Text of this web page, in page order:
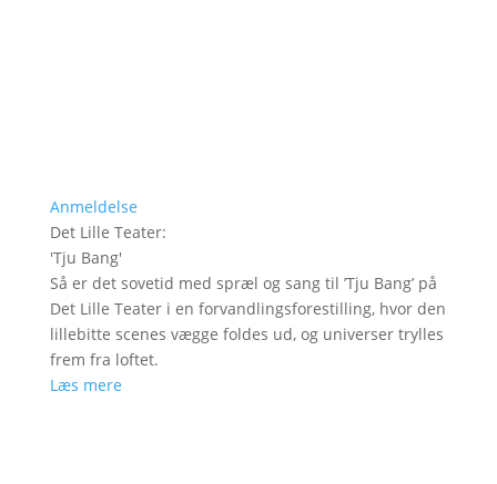
Anmeldelse
Det Lille Teater:
'Tju Bang'
Så er det sovetid med spræl og sang til ’Tju Bang’ på
Det Lille Teater i en forvandlingsforestilling, hvor den
lillebitte scenes vægge foldes ud, og universer trylles
frem fra loftet.
Læs mere